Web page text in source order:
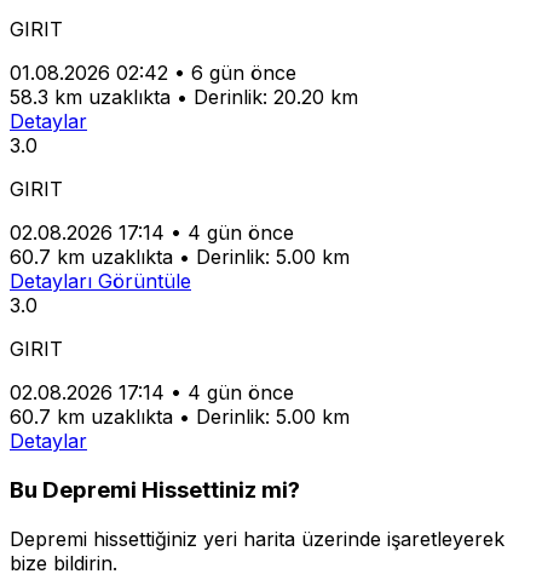
GIRIT
01.08.2026 02:42 • 6 gün önce
58.3 km uzaklıkta • Derinlik: 20.20 km
Detaylar
3.0
GIRIT
02.08.2026 17:14 • 4 gün önce
60.7 km uzaklıkta • Derinlik: 5.00 km
Detayları Görüntüle
3.0
GIRIT
02.08.2026 17:14 • 4 gün önce
60.7 km uzaklıkta • Derinlik: 5.00 km
Detaylar
Bu Depremi Hissettiniz mi?
Depremi hissettiğiniz yeri harita üzerinde işaretleyerek
bize bildirin.